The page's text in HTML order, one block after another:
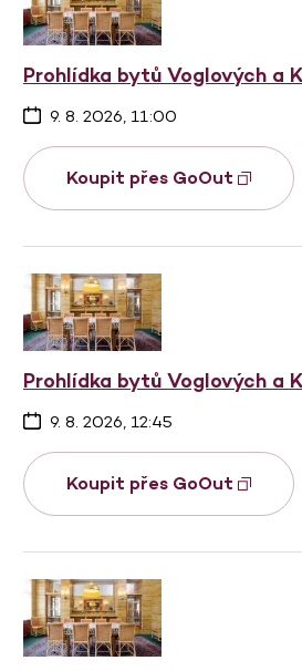
Prohlídka bytů Voglových a
9. 8. 2026, 11:00
Koupit přes GoOut
Prohlídka bytů Voglových a
9. 8. 2026, 12:45
Koupit přes GoOut